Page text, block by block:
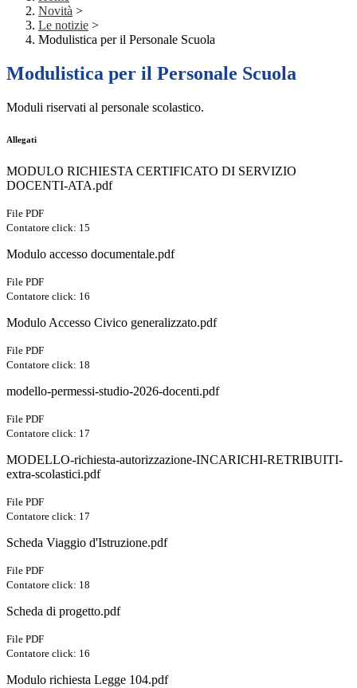
Novità >
Le notizie >
Modulistica per il Personale Scuola
Modulistica per il Personale Scuola
Moduli riservati al personale scolastico.
Allegati
MODULO RICHIESTA CERTIFICATO DI SERVIZIO
DOCENTI-ATA.pdf
File PDF
Contatore click: 15
Modulo accesso documentale.pdf
File PDF
Contatore click: 16
Modulo Accesso Civico generalizzato.pdf
File PDF
Contatore click: 18
modello-permessi-studio-2026-docenti.pdf
File PDF
Contatore click: 17
MODELLO-richiesta-autorizzazione-INCARICHI-RETRIBUITI-
extra-scolastici.pdf
File PDF
Contatore click: 17
Scheda Viaggio d'Istruzione.pdf
File PDF
Contatore click: 18
Scheda di progetto.pdf
File PDF
Contatore click: 16
Modulo richiesta Legge 104.pdf